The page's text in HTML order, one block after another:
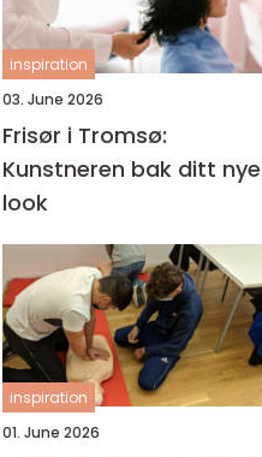
inspiration
03. June 2026
Frisør i Tromsø:
Kunstneren bak ditt nye
look
inspiration
01. June 2026